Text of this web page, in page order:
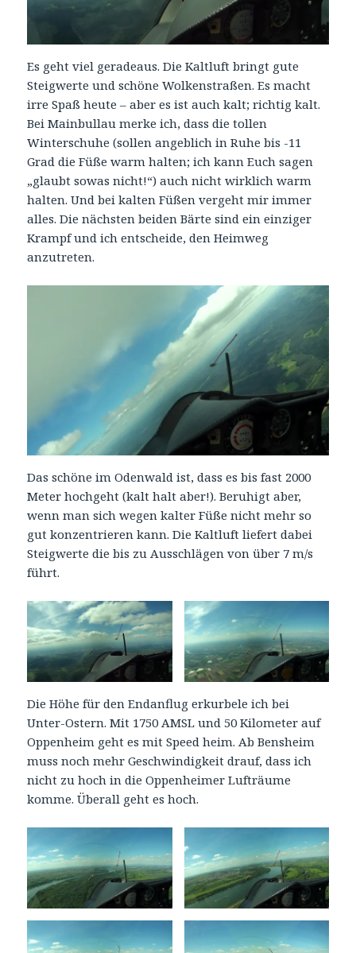
Es geht viel geradeaus. Die Kaltluft bringt gute
Steigwerte und schöne Wolkenstraßen. Es macht
irre Spaß heute – aber es ist auch kalt; richtig kalt.
Bei Mainbullau merke ich, dass die tollen
Winterschuhe (sollen angeblich in Ruhe bis -11
Grad die Füße warm halten; ich kann Euch sagen
„glaubt sowas nicht!“) auch nicht wirklich warm
halten. Und bei kalten Füßen vergeht mir immer
alles. Die nächsten beiden Bärte sind ein einziger
Krampf und ich entscheide, den Heimweg
anzutreten.
Das schöne im Odenwald ist, dass es bis fast 2000
Meter hochgeht (kalt halt aber!). Beruhigt aber,
wenn man sich wegen kalter Füße nicht mehr so
gut konzentrieren kann. Die Kaltluft liefert dabei
Steigwerte die bis zu Ausschlägen von über 7 m/s
führt.
Die Höhe für den Endanflug erkurbele ich bei
Unter-Ostern. Mit 1750 AMSL und 50 Kilometer auf
Oppenheim geht es mit Speed heim. Ab Bensheim
muss noch mehr Geschwindigkeit drauf, dass ich
nicht zu hoch in die Oppenheimer Lufträume
komme. Überall geht es hoch.